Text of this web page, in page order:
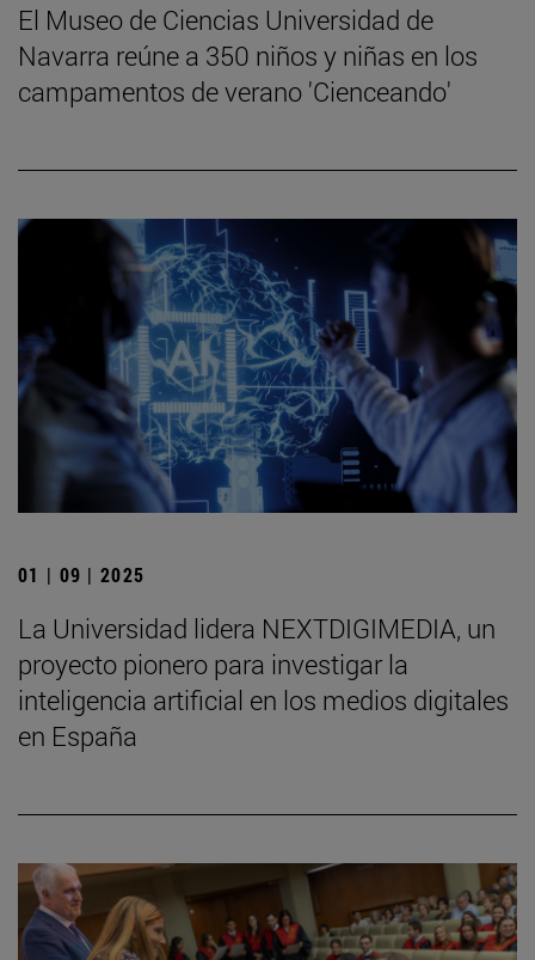
El Museo de Ciencias Universidad de
Navarra reúne a 350 niños y niñas en los
campamentos de verano 'Cienceando'
01 | 09 | 2025
La Universidad lidera NEXTDIGIMEDIA, un
proyecto pionero para investigar la
inteligencia artificial en los medios digitales
en España